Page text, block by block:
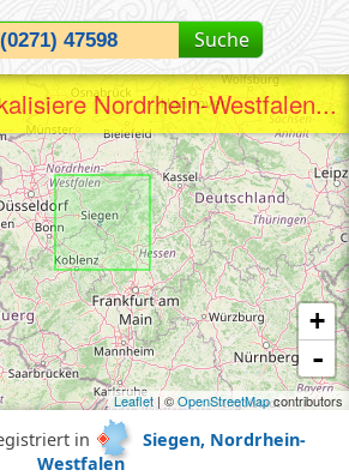
Suche
+
-
Leaflet| ©OpenStreetMapcontributors
Nordrhein-Westfalen...
in
Siegen, Nordrhein-
Westfalen